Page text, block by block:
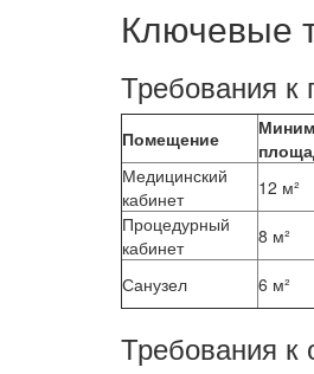
Ключевые
Требования
Помещение
Медицинский
кабинет
12 м²
Процедурный
кабинет
8 м²
Санузел 6 м²
Требования к